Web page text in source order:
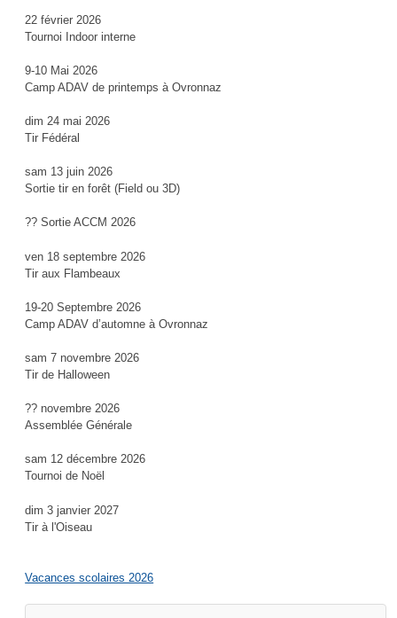
22 février 2026
Tournoi Indoor interne
9-10 Mai 2026
Camp ADAV de printemps à Ovronnaz
dim 24 mai 2026
Tir Fédéral
sam 13 juin 2026
Sortie tir en forêt (Field ou 3D)
?? Sortie ACCM 2026
ven 18 septembre 2026
Tir aux Flambeaux
19-20 Septembre 2026
Camp ADAV d’automne à Ovronnaz
sam 7 novembre 2026
Tir de Halloween
?? novembre 2026
Assemblée Générale
sam 12 décembre 2026
Tournoi de Noël
dim 3 janvier 2027
Tir à l'Oiseau
Vacances scolaires 2026